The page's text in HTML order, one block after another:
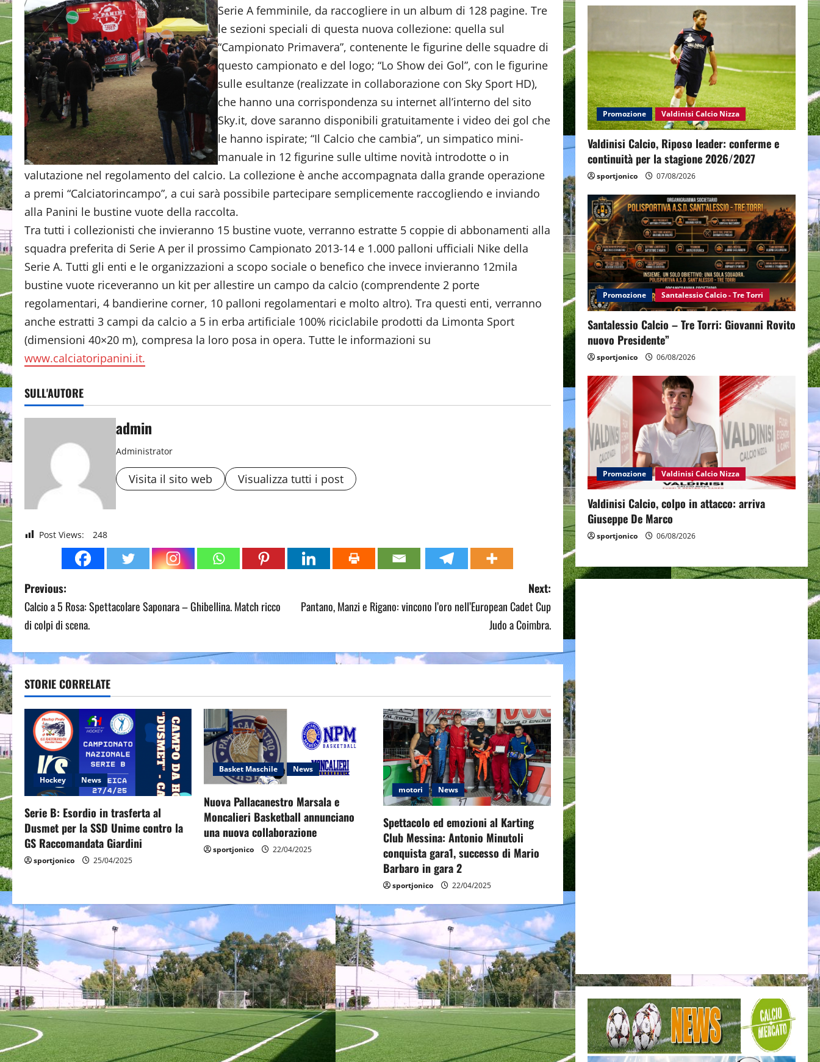
Serie A femminile, da raccogliere in un album di 128 pagine. Tre
le sezioni speciali di questa nuova collezione: quella sul
“Campionato Primavera”, contenente le figurine delle squadre di
questo campionato e del logo; “Lo Show dei Gol”, con le figurine
sulle esultanze (realizzate in collaborazione con Sky Sport HD),
che hanno una corrispondenza su internet all’interno del sito
Sky.it, dove saranno disponibili gratuitamente i video dei gol che
le hanno ispirate; “Il Calcio che cambia”, un simpatico mini-
manuale in 12 figurine sulle ultime novità introdotte o in
valutazione nel regolamento del calcio. La collezione è anche accompagnata dalla grande operazione
a premi “Calciatorincampo”, a cui sarà possibile partecipare semplicemente raccogliendo e inviando
alla Panini le bustine vuote della raccolta.
Tra tutti i collezionisti che invieranno 15 bustine vuote, verranno estratte 5 coppie di abbonamenti alla
squadra preferita di Serie A per il prossimo Campionato 2013-14 e 1.000 palloni ufficiali Nike della
Serie A. Tutti gli enti e le organizzazioni a scopo sociale o benefico che invece invieranno 12mila
bustine vuote riceveranno un kit per allestire un campo da calcio (comprendente 2 porte
regolamentari, 4 bandierine corner, 10 palloni regolamentari e molto altro). Tra questi enti, verranno
anche estratti 3 campi da calcio a 5 in erba artificiale 100% riciclabile prodotti da Limonta Sport
(dimensioni 40×20 m), compresa la loro posa in opera. Tutte le informazioni su
www.calciatoripanini.it.
SULL'AUTORE
admin
Administrator
Visita il sito web Visualizza tutti i post
Post Views: 248
P
o
t
n
g
a
t
i
o
n
Previous:
Calcio a 5 Rosa: Spettacolare Saponara – Ghibellina. Match ricco
di colpi di scena.
Next:
Pantano, Manzi e Rigano: vincono l’oro nell’European Cadet Cup
Judo a Coimbra.
STORIE CORRELATE
Hockey News
Serie B: Esordio in trasferta al
Dusmet per la SSD Unime contro la
GS Raccomandata Giardini
sportjonico 25/04/2025
Basket Maschile News
Nuova Pallacanestro Marsala e
Moncalieri Basketball annunciano
una nuova collaborazione
sportjonico 22/04/2025
motori News
Spettacolo ed emozioni al Karting
Club Messina: Antonio Minutoli
conquista gara1, successo di Mario
Barbaro in gara 2
sportjonico 22/04/2025
Promozione Valdinisi Calcio Nizza
Valdinisi Calcio, Riposo leader: conferme e
continuità per la stagione 2026/2027
sportjonico 07/08/2026
Promozione Santalessio Calcio - Tre Torri
Santalessio Calcio – Tre Torri: Giovanni Rovito
nuovo Presidente”
sportjonico 06/08/2026
Promozione Valdinisi Calcio Nizza
Valdinisi Calcio, colpo in attacco: arriva
Giuseppe De Marco
sportjonico 06/08/2026